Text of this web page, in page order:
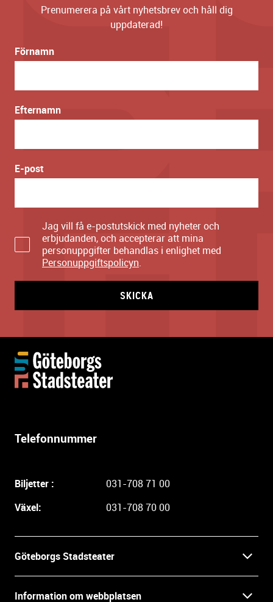
Prenumerera på vårt nyhetsbrev och håll dig
uppdaterad!
Förnamn
Efternamn
E-post
Jag vill få e-postutskick med nyheter och
erbjudanden, och accepterar att mina
personuppgifter behandlas i enlighet med
Personuppgiftspolicyn.
SKICKA
Telefonnummer
Biljetter :
031-708 71 00
Växel:
031-708 70 00
Göteborgs Stadsteater
Information om webbplatsen